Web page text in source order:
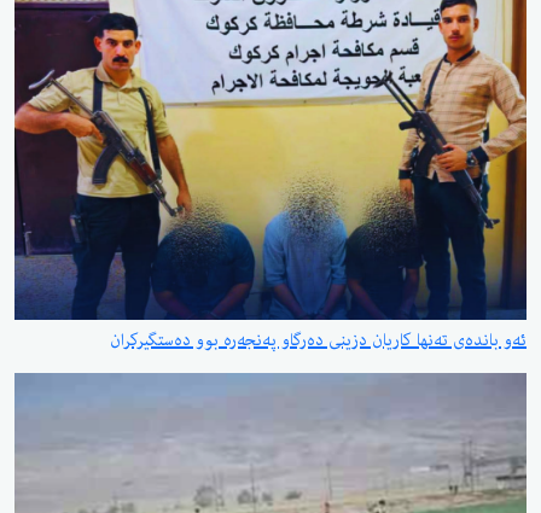
ئەو باندەی تەنها کاریان دزینی دەرگاو پەنجەرە بوو دەستگیرکران